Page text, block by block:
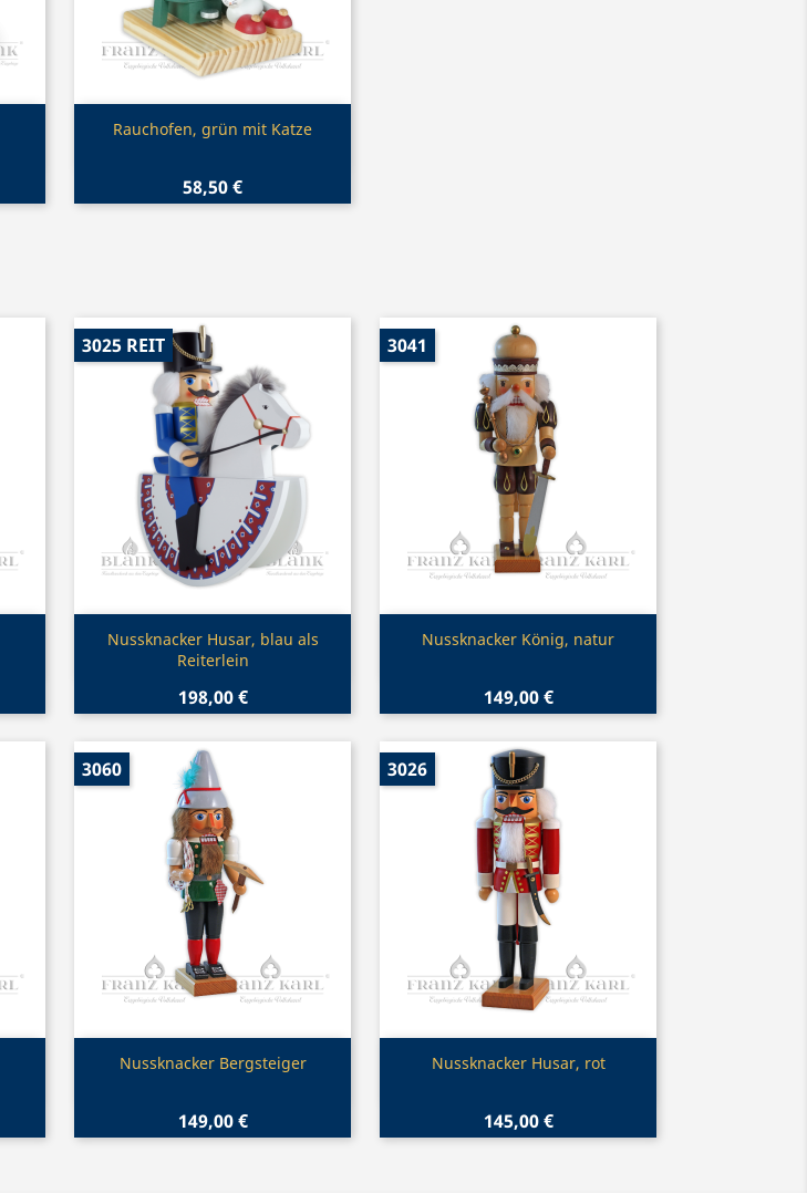
Vorschau
Rauchofen, grün mit Katze
58,50 €
Vorschau
Nussknacker Husar, blau als
Reiterlein
198,00 €
3025 REIT
Vorschau
Nussknacker König, natur
149,00 €
3041
Vorschau
Nussknacker Bergsteiger
149,00 €
3060
Vorschau
Nussknacker Husar, rot
145,00 €
3026